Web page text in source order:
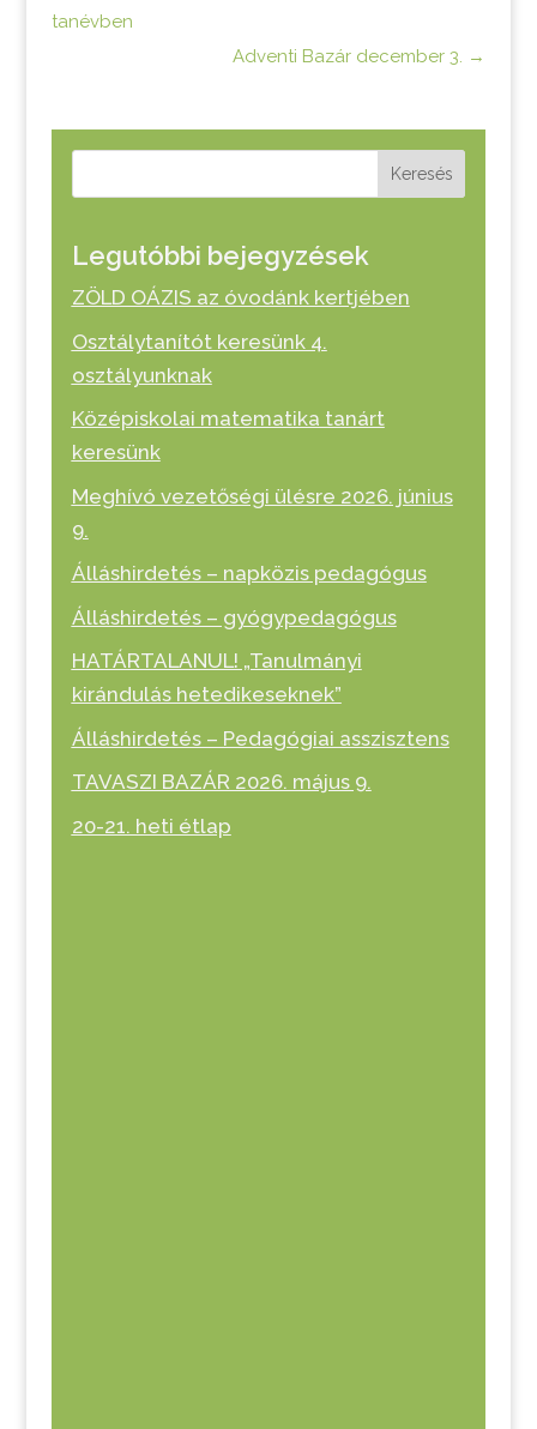
tanévben
Adventi Bazár december 3. →
Keresés
Legutóbbi bejegyzések
ZÖLD OÁZIS az óvodánk kertjében
Osztálytanítót keresünk 4.
osztályunknak
Középiskolai matematika tanárt
keresünk
Meghívó vezetőségi ülésre 2026. június
9.
Álláshirdetés – napközis pedagógus
Álláshirdetés – gyógypedagógus
HATÁRTALANUL! „Tanulmányi
kirándulás hetedikeseknek”
Álláshirdetés – Pedagógiai asszisztens
TAVASZI BAZÁR 2026. május 9.
20-21. heti étlap